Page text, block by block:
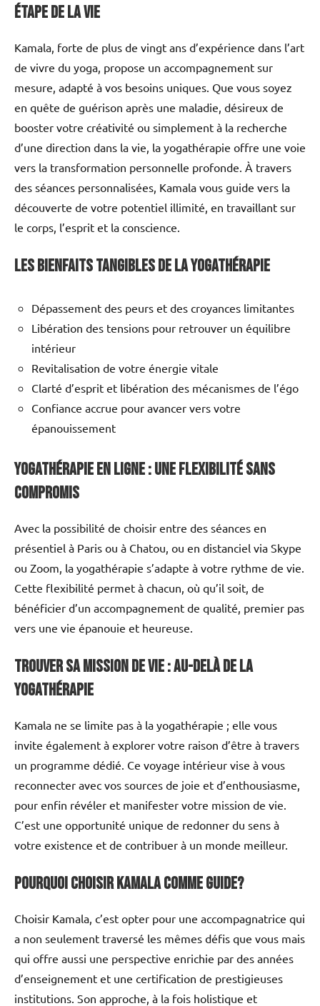
étape de la vie
Kamala, forte de plus de vingt ans d’expérience dans l’art
de vivre du yoga, propose un accompagnement sur
mesure, adapté à vos besoins uniques. Que vous soyez
en quête de guérison après une maladie, désireux de
booster votre créativité ou simplement à la recherche
d’une direction dans la vie, la yogathérapie offre une voie
vers la transformation personnelle profonde. À travers
des séances personnalisées, Kamala vous guide vers la
découverte de votre potentiel illimité, en travaillant sur
le corps, l’esprit et la conscience.
Les bienfaits tangibles de la yogathérapie
Dépassement des peurs et des croyances limitantes
Libération des tensions pour retrouver un équilibre
intérieur
Revitalisation de votre énergie vitale
Clarté d’esprit et libération des mécanismes de l’égo
Confiance accrue pour avancer vers votre
épanouissement
Yogathérapie en ligne : une flexibilité sans
compromis
Avec la possibilité de choisir entre des séances en
présentiel à Paris ou à Chatou, ou en distanciel via Skype
ou Zoom, la yogathérapie s’adapte à votre rythme de vie.
Cette flexibilité permet à chacun, où qu’il soit, de
bénéficier d’un accompagnement de qualité, premier pas
vers une vie épanouie et heureuse.
Trouver sa mission de vie : au-delà de la
yogathérapie
Kamala ne se limite pas à la yogathérapie ; elle vous
invite également à explorer votre raison d’être à travers
un programme dédié. Ce voyage intérieur vise à vous
reconnecter avec vos sources de joie et d’enthousiasme,
pour enfin révéler et manifester votre mission de vie.
C’est une opportunité unique de redonner du sens à
votre existence et de contribuer à un monde meilleur.
Pourquoi choisir Kamala comme guide?
Choisir Kamala, c’est opter pour une accompagnatrice qui
a non seulement traversé les mêmes défis que vous mais
qui offre aussi une perspective enrichie par des années
d’enseignement et une certification de prestigieuses
institutions. Son approche, à la fois holistique et